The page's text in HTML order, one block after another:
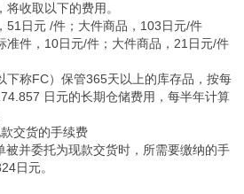
收取以下的费用。
51日元 /件；大件商品，103日元/件
准件，10日元/件；大件商品，21日元/件
下称FC）保管365天以上的库存品，按每
日元的长期仓储费用，每半年计算
交货的手续费
被并委托为现款交货时，所需要缴纳的手
日元。